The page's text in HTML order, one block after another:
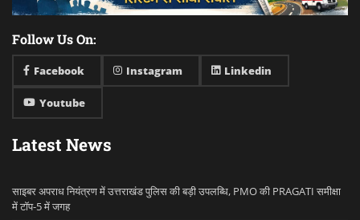
Follow Us On:
Facebook Instagram Linkedin
Youtube
Latest News
साइबर अपराध नियंत्रण में उत्तराखंड पुलिस की बड़ी उपलब्धि, PMO की PRAGATI समीक्षा
में टॉप-5 में जगह